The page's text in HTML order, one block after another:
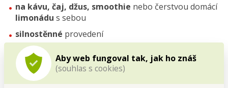
Aby web fungoval tak, jak ho znáš
(souhlas s cookies)
na kávu, čaj, džus, smoothie nebo čerstvou domácí
limonádu s sebou
silnostěnné provedení